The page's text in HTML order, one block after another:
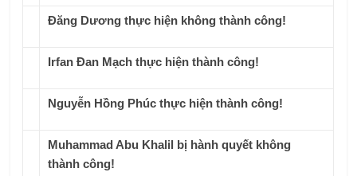
Đăng Dương thực hiện không thành công!
Irfan Đan Mạch thực hiện thành công!
Nguyễn Hồng Phúc thực hiện thành công!
Muhammad Abu Khalil bị hành quyết không
thành công!